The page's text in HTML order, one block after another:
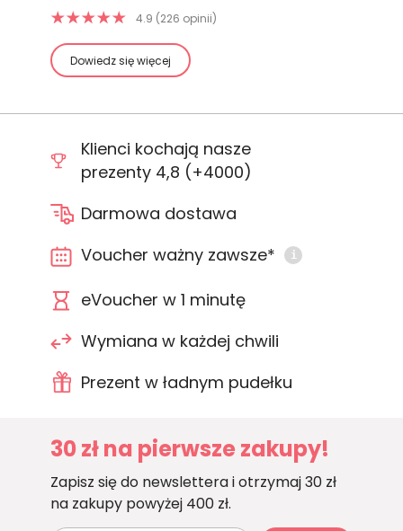
4.9 (226 opinii)
Dowiedz się więcej
Klienci kochają nasze
prezenty 4,8 (+4000)
Darmowa dostawa
Voucher ważny zawsze*
i
eVoucher w 1 minutę
Wymiana w każdej chwili
Prezent w ładnym pudełku
30 zł na pierwsze zakupy!
Zapisz się do newslettera i otrzymaj 30 zł
na zakupy powyżej 400 zł.